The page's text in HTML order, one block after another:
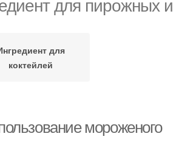
для пирожных и
для
коктейлей
мороженого